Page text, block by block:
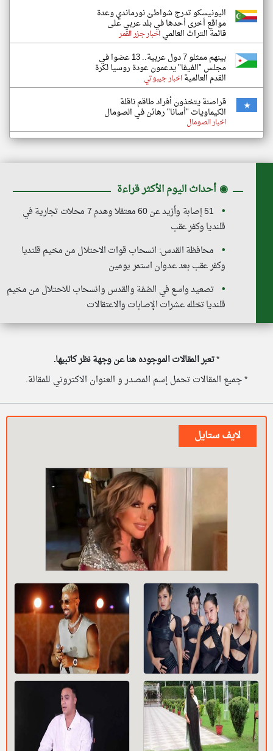
اليونيسكو تدرج شواطئ نورماندي وعدة
مواقع أخرى أحدها في بلد عربي على
قائمة التراث العالمياخبار جزر القمر
بينهم ممثلو 7 دول عربية.. 13 عضوا في
مجلس "الفيفا" يدعمون عودة روسيا لكرة
القدم العالميةاخبار جيبوتي
قراصنة يتخذون أفراد طاقم ناقلة
الكيماويات "أسانا" رهائن في الصومال
اخبار الصومال
◉ أحداث اليوم الأكثر قراءة
51 إصابة وأزيد عن 60 معتقلا وهدم 7 محلات تجارية في
قلنديا وكفر عقب
محافظة القدس: انسحاب قوات الاحتلال من مخيم قلنديا
وكفر عقب بعد عدوان استمر يومين
تصعيد واسع في الضفة والقدس وانسحاب للاحتلال من مخيم
قلنديا تخلله عشرات الإصابات والاعتقالات
*تعبر المقالات الموجوده هنا عن وجهة نظر كاتبيها.
* جميع المقالات تحمل إسم المصدر و العنوان الاكتروني للمقالة.
لايف ستايل